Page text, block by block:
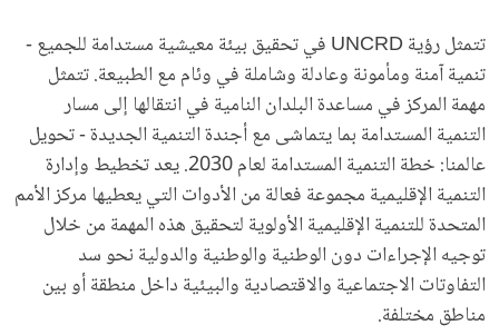
تتمثل رؤية UNCRD في تحقيق بيئة معيشية مستدامة للجميع -
تنمية آمنة ومأمونة وعادلة وشاملة في وئام مع الطبيعة. تتمثل
مهمة المركز في مساعدة البلدان النامية في انتقالها إلى مسار
التنمية المستدامة بما يتماشى مع أجندة التنمية الجديدة - تحويل
عالمنا: خطة التنمية المستدامة لعام 2030. يعد تخطيط وإدارة
التنمية الإقليمية مجموعة فعالة من الأدوات التي يعطيها مركز الأمم
المتحدة للتنمية الإقليمية الأولوية لتحقيق هذه المهمة من خلال
توجيه الإجراءات دون الوطنية والوطنية والدولية نحو سد
التفاوتات الاجتماعية والاقتصادية والبيئية داخل منطقة أو بين
مناطق مختلفة.